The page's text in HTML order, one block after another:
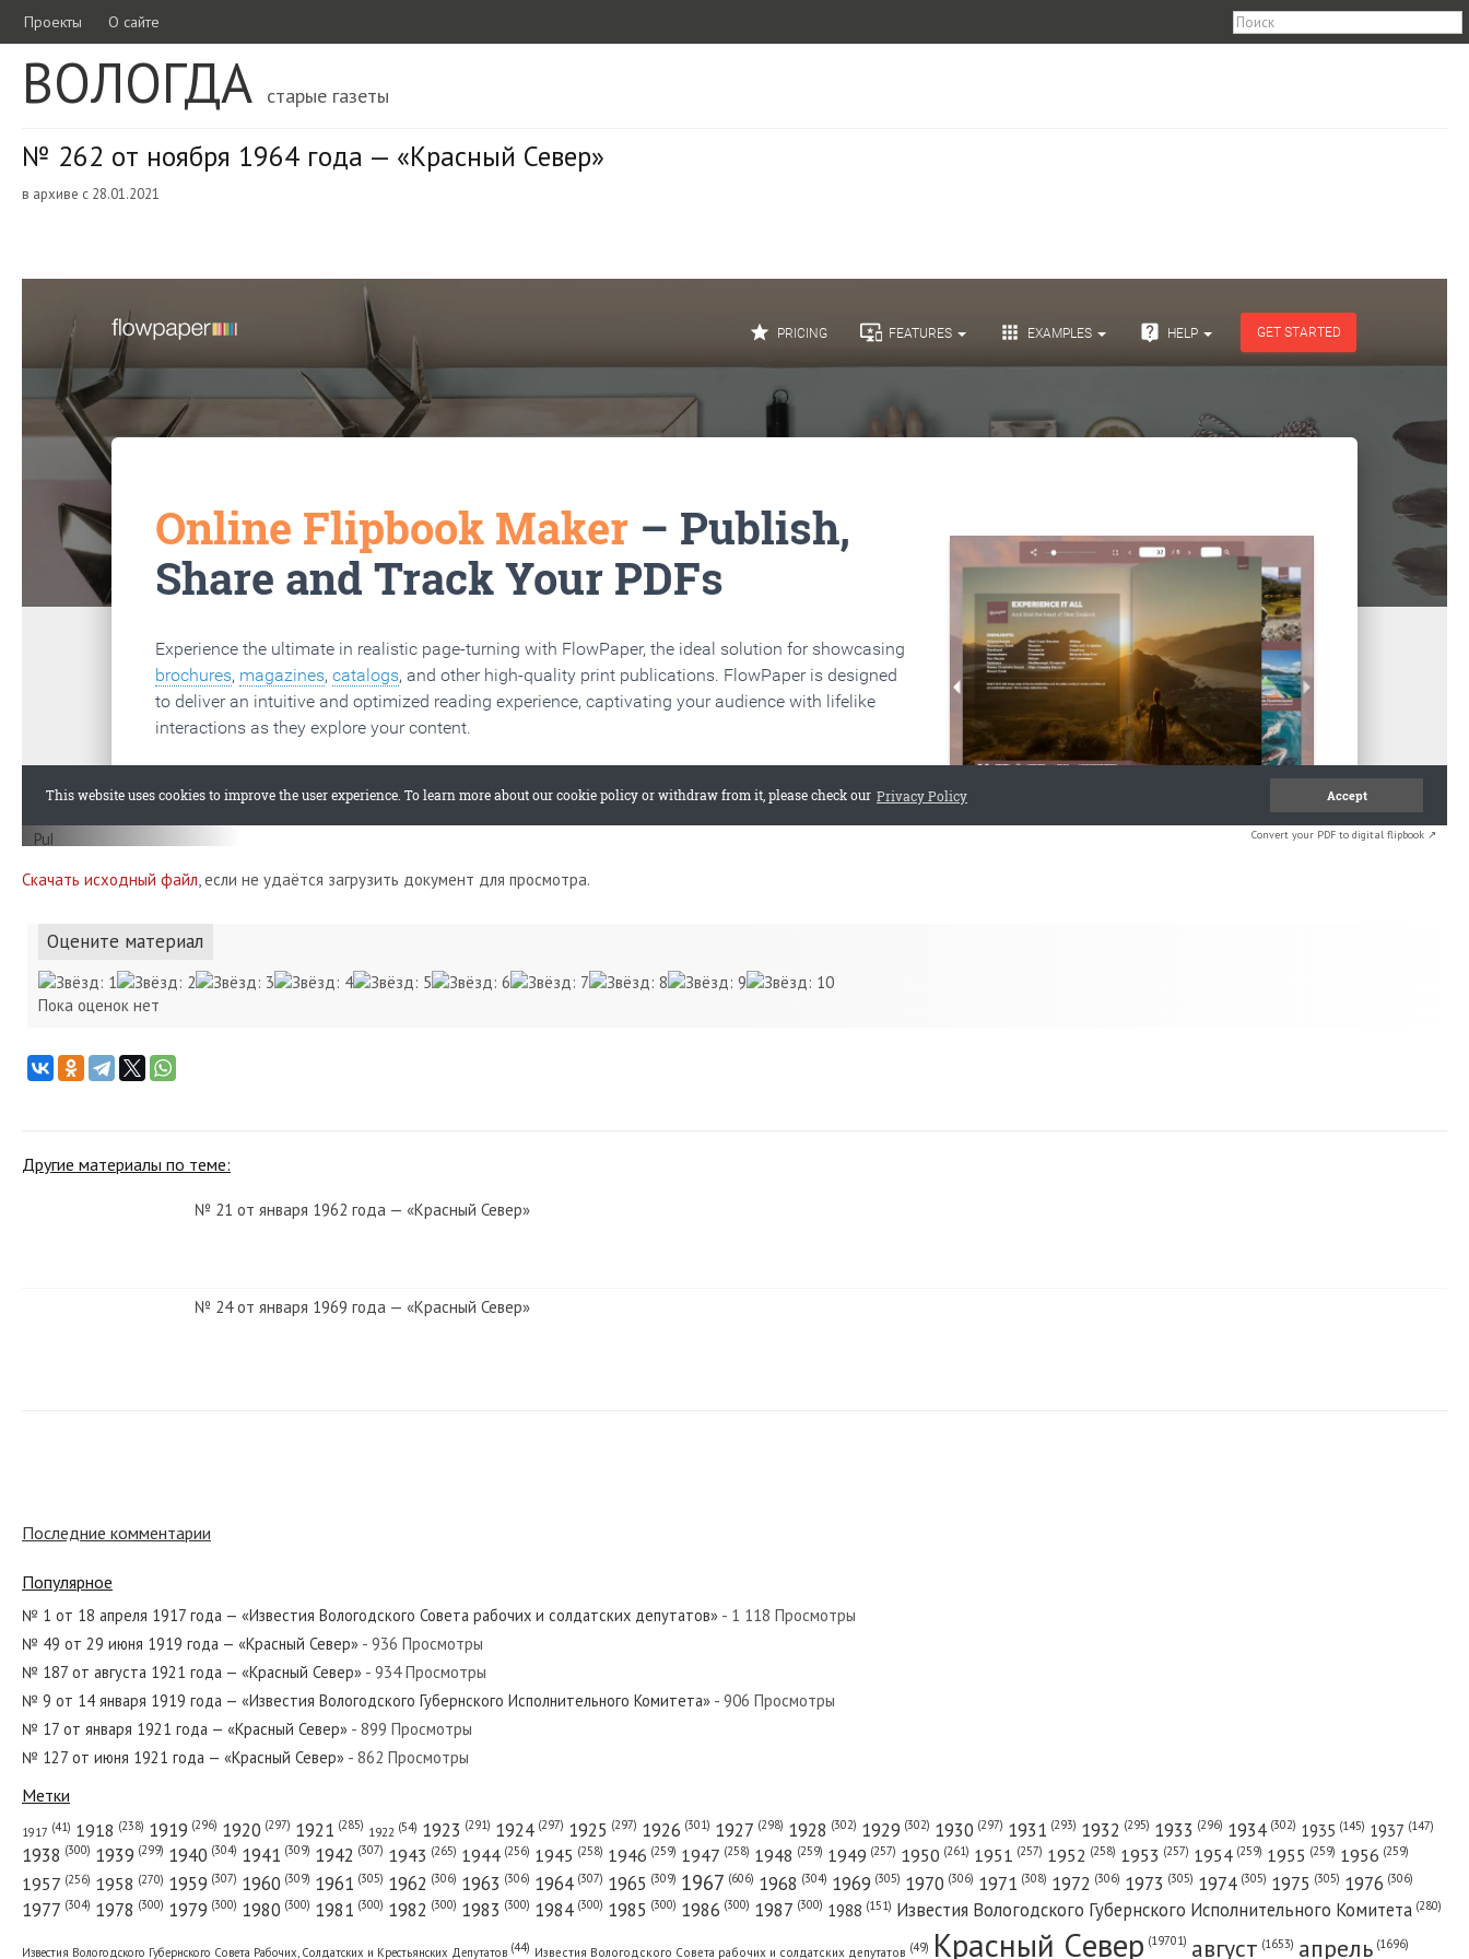
Проекты О сайте
ВОЛОГДА старые газеты
№ 262 от ноября 1964 года — «Красный Север»
в архиве с 28.01.2021
Convert your PDF to digital flipbook ↗
Скачать исходный файл, если не удаётся загрузить документ для просмотра.
Оцените материал
Пока оценок нет
Другие материалы по теме:
№ 21 от января 1962 года — «Красный Север»
№ 24 от января 1969 года — «Красный Север»
№ 109 от июня 1955 года — «Красный Север»
№ 175 от августа 1927 года — «Красный Север»
Последние комментарии
Популярное
№ 1 от 18 апреля 1917 года — «Известия Вологодского Совета рабочих и солдатских депутатов» - 1 118 Просмотры
№ 49 от 29 июня 1919 года — «Красный Север» - 936 Просмотры
№ 187 от августа 1921 года — «Красный Север» - 934 Просмотры
№ 9 от 14 января 1919 года — «Известия Вологодского Губернского Исполнительного Комитета» - 906 Просмотры
№ 17 от января 1921 года — «Красный Север» - 899 Просмотры
№ 127 от июня 1921 года — «Красный Север» - 862 Просмотры
Метки
1917 (41) 1918 (238) 1919 (296) 1920 (297) 1921 (285) 1922 (54) 1923 (291) 1924 (297) 1925 (297) 1926 (301) 1927 (298) 1928 (302) 1929 (302) 1930 (297) 1931 (293) 1932 (295) 1933 (296) 1934 (302) 1935 (145) 1937 (147)
1938 (300) 1939 (299) 1940 (304) 1941 (309) 1942 (307) 1943 (265) 1944 (256) 1945 (258) 1946 (259) 1947 (258) 1948 (259) 1949 (257) 1950 (261) 1951 (257) 1952 (258) 1953 (257) 1954 (259) 1955 (259) 1956 (259)
1957 (256) 1958 (270) 1959 (307) 1960 (309) 1961 (305) 1962 (306) 1963 (306) 1964 (307) 1965 (309) 1967 (606) 1968 (304) 1969 (305) 1970 (306) 1971 (308) 1972 (306) 1973 (305) 1974 (305) 1975 (305) 1976 (306)
1977 (304) 1978 (300) 1979 (300) 1980 (300) 1981 (300) 1982 (300) 1983 (300) 1984 (300) 1985 (300) 1986 (300) 1987 (300) 1988 (151) Известия Вологодского Губернского Исполнительного Комитета (280)
Известия Вологодского Губернского Совета Рабочих, Солдатских и Крестьянских Депутатов (44) Известия Вологодского Совета рабочих и солдатских депутатов (49) Красный Cевер (19701) август (1653) апрель (1696)